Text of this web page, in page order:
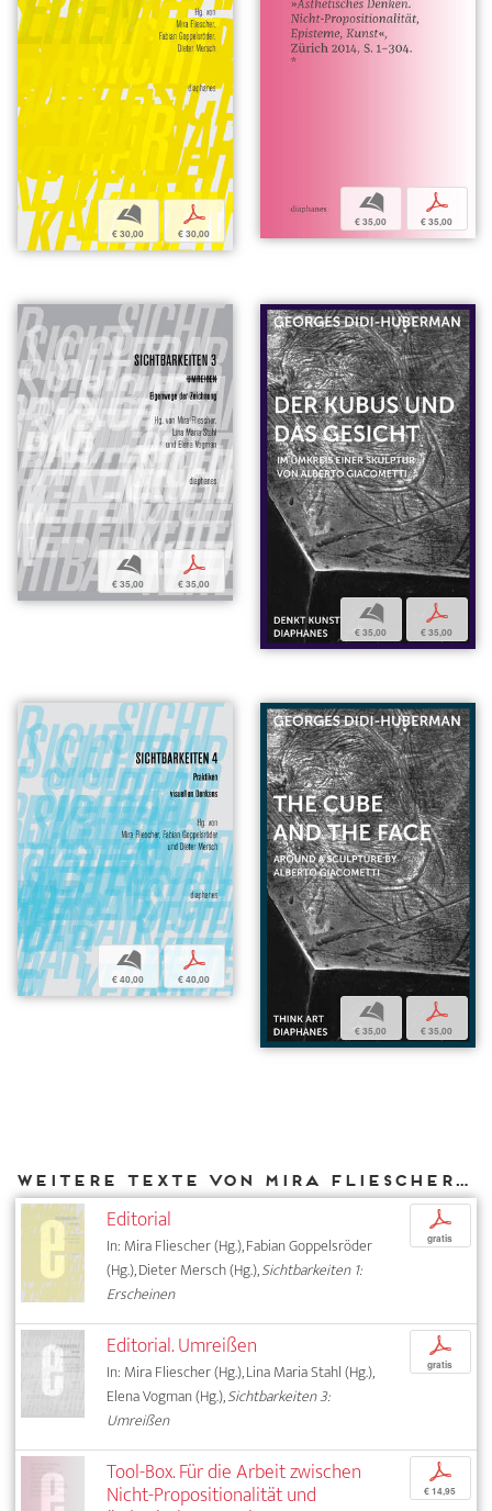
b
€ 30,00
p
€ 30,00
b
€ 35,00
p
€ 35,00
b
€ 35,00
p
€ 35,00
b
€ 35,00
p
€ 35,00
b
€ 40,00
p
€ 40,00
b
€ 35,00
p
€ 35,00
Weitere Texte von Mira Fliescher bei DIAPHANES
Editorial
In: Mira Fliescher (Hg.), Fabian Goppelsröder
(Hg.), Dieter Mersch (Hg.),Sichtbarkeiten 1:
Erscheinen
p
gratis
Editorial. Umreißen
In: Mira Fliescher (Hg.), Lina Maria Stahl (Hg.),
Elena Vogman (Hg.),Sichtbarkeiten 3:
Umreißen
p
gratis
Tool-Box. Für die Arbeit zwischen
Nicht-Propositionalität und
p
€ 14,95